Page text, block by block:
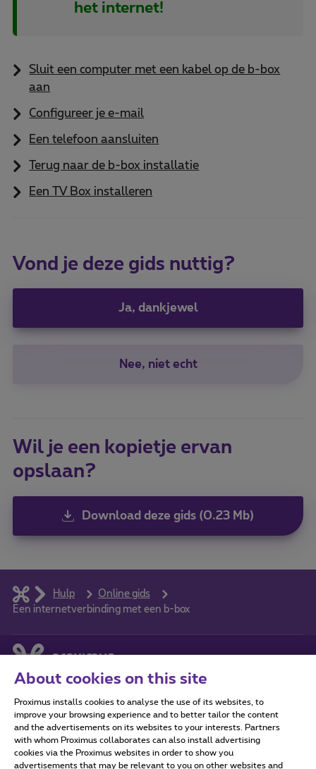
het internet!
Sluit een computer met een kabel op de b-box
aan
Configureer je e-mail
Een telefoon aansluiten
Terug naar de b-box installatie
Een TV Box installeren
Vond je deze gids nuttig?
Ja, dankjewel
Nee, niet echt
Wil je een kopietje ervan
opslaan?
Download deze gids (0.23 Mb)
Hulp
Online gids
Een internetverbinding met een b-box
Alle rechten voorbehouden. ©2026Proximus
Algemene voorwaarden, consumenteninfo
Prijslijst en tarieven
Toegankelijkheid Privacy
About cookies on this site
Proximus installs cookies to analyse the use of its websites, to
improve your browsing experience and to better tailor the content
and the advertisements on its websites to your interests. Partners
with whom Proximus collaborates can also install advertising
cookies via the Proximus websites in order to show you
advertisements that may be relevant to you on other websites and